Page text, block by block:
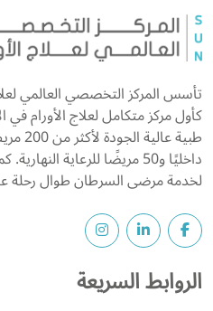
كأول مركز متكامل لعلاج الأورام في
داخليًا و50 مريضًا للرعاية
لخدمة مرضى السرطان طوال رحلة
الروابط السريعة